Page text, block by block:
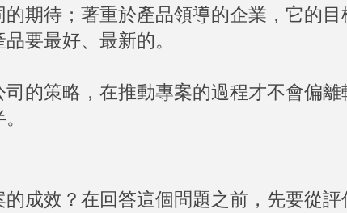
期待；著重於產品領導的企業，它的目
要最好、最新的。
的策略，在推動專案的過程才不會偏
成效？在回答這個問題之前，先要從評